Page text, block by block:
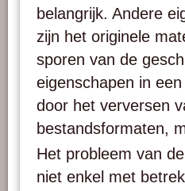
belangrijk. Andere
zijn het originele
sporen van de
eigenschapen in
door het verversen
bestandsformaten,
Het probleem van
niet enkel met